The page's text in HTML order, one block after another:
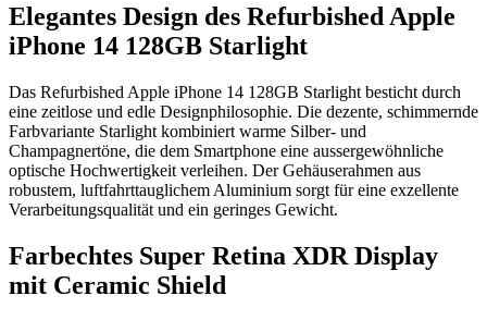
Elegantes Design des Refurbished Apple
iPhone 14 128GB Starlight
Das Refurbished Apple iPhone 14 128GB Starlight besticht durch
eine zeitlose und edle Designphilosophie. Die dezente, schimmernde
Farbvariante Starlight kombiniert warme Silber- und
Champagnertöne, die dem Smartphone eine aussergewöhnliche
optische Hochwertigkeit verleihen. Der Gehäuserahmen aus
robustem, luftfahrttauglichem Aluminium sorgt für eine exzellente
Verarbeitungsqualität und ein geringes Gewicht.
Farbechtes Super Retina XDR Display
mit Ceramic Shield